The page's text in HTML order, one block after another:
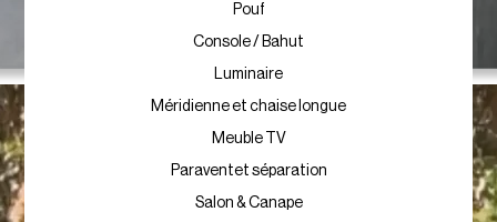
Pouf
Console / Bahut
Luminaire
Méridienne et chaise longue
Meuble TV
Paraventet séparation
Salon & Canape